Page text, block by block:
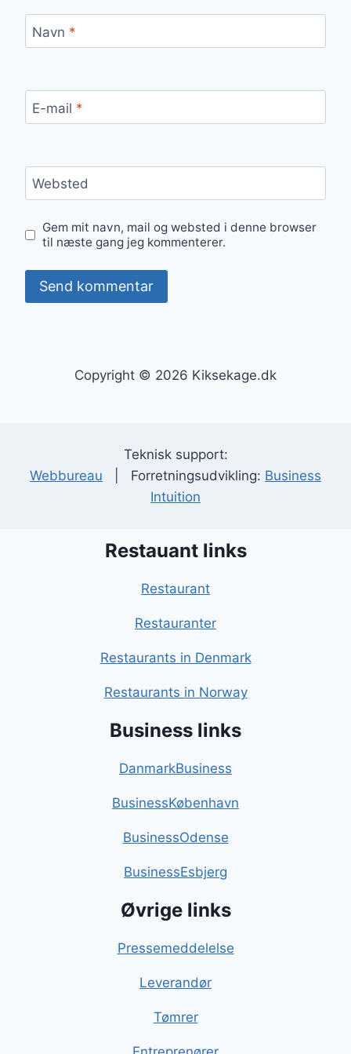
Navn *
E-mail *
Websted
Gem mit navn, mail og websted i denne browser
til næste gang jeg kommenterer.
Copyright © 2026 Kiksekage.dk
Teknisk support:
Webbureau | Forretningsudvikling: Business
Intuition
Restauant links
Restaurant
Restauranter
Restaurants in Denmark
Restaurants in Norway
Business links
DanmarkBusiness
BusinessKøbenhavn
BusinessOdense
BusinessEsbjerg
Øvrige links
Pressemeddelelse
Leverandør
Tømrer